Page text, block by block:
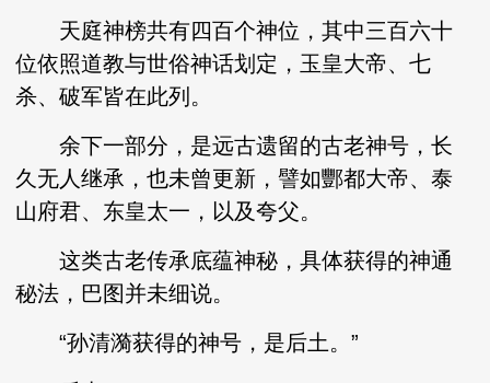
天庭神榜共有四百个神位，其中三百六十
位依照道教与世俗神话划定，玉皇大帝、七
杀、破军皆在此列。
余下一部分，是远古遗留的古老神号，长
久无人继承，也未曾更新，譬如酆都大帝、泰
山府君、东皇太一，以及夸父。
这类古老传承底蕴神秘，具体获得的神通
秘法，巴图并未细说。
“孙清漪获得的神号，是后土。”